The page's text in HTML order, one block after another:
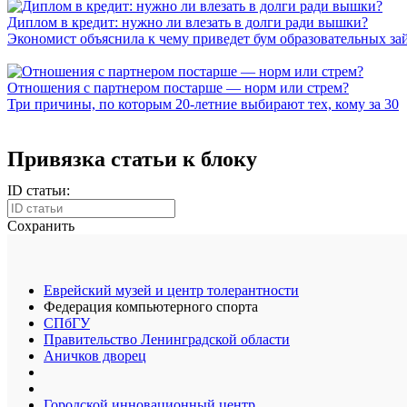
Диплом в кредит: нужно ли влезать в долги ради вышки?
Экономист объяснила к чему приведет бум образовательных
Отношения с партнером постарше — норм или стрем?
Три причины, по которым 20-летние выбирают тех, кому за 30
Привязка статьи к блоку
ID статьи:
Сохранить
Еврейский музей и центр толерантности
Федерация компьютерного спорта
СПбГУ
Правительство Ленинградской области
Аничков дворец